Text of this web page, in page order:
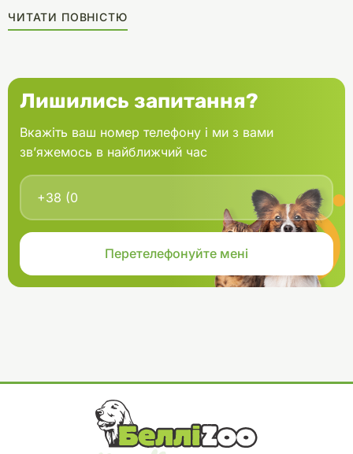
ЧИТАТИ ПОВНІСТЮ
Лишились запитання?
Вкажіть ваш номер телефону і ми з вами
зв’яжемось в найближчий час